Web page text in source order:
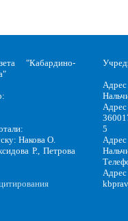
"Кабардино-
Накова О.
Р., Петрова
5